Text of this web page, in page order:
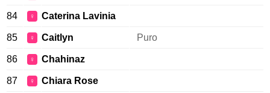
84 ♀ Caterina Lavinia
85 ♀ Caitlyn Puro
86 ♀ Chahinaz
87 ♀ Chiara Rose